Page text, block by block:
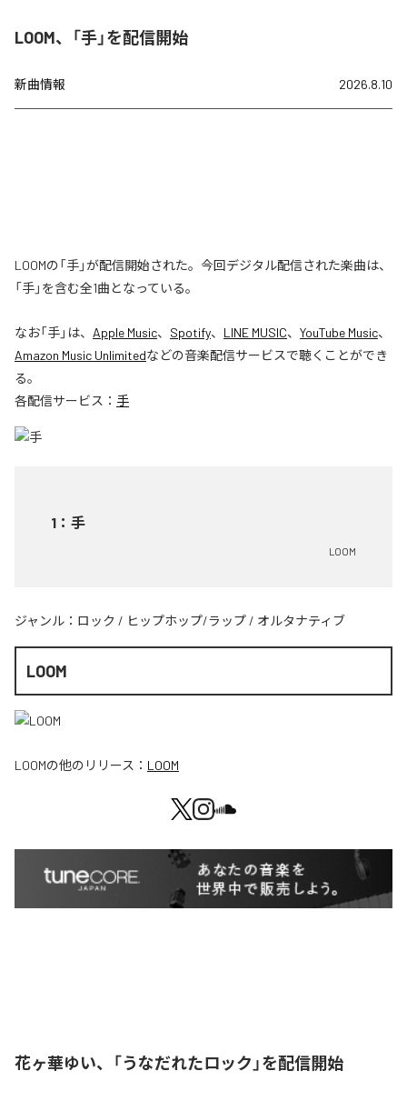
LOOM、「手」を配信開始
新曲情報 2026.8.10
LOOMの「手」が配信開始された。今回デジタル配信された楽曲は、
「手」を含む全1曲となっている。
なお「手」は、 Apple Music、 Spotify、 LINE MUSIC、 YouTube Music、
Amazon Music Unlimitedなどの音楽配信サービスで聴くことができ
る。
各配信サービス： 手
1 ： 手
LOOM
ジャンル： ロック / ヒップホップ/ラップ / オルタナティブ
LOOM
LOOMの他のリリース： LOOM
花ヶ華ゆい、「うなだれたロック」を配信開始